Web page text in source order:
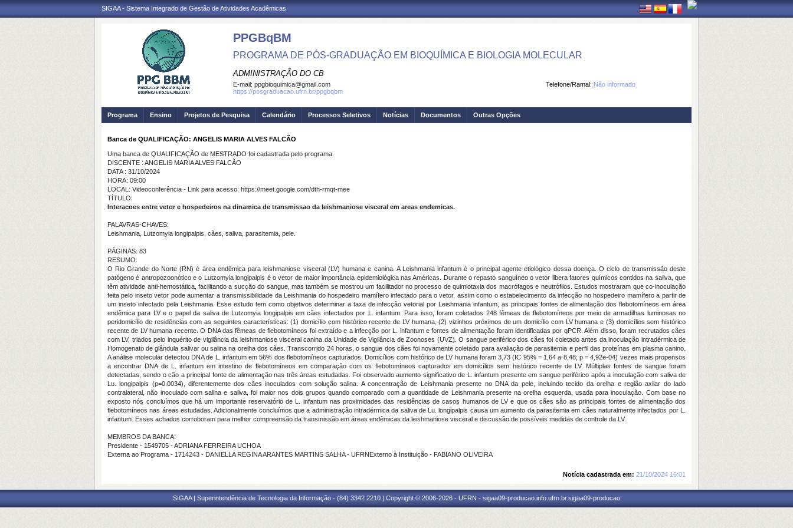
SIGAA - Sistema Integrado de Gestão de Atividades Acadêmicas
PPGBqBM
PROGRAMA DE PÓS-GRADUAÇÃO EM BIOQUÍMICA E BIOLOGIA MOLECULAR
ADMINISTRAÇÃO DO CB
Telefone/Ramal: Não informado
E-mail: ppgbioquimica@gmail.com
https://posgraduacao.ufrn.br/ppgbqbm
Programa Ensino Projetos de Pesquisa Calendário Processos Seletivos Notícias Documentos Outras Opções
Banca de QUALIFICAÇÃO: ANGELIS MARIA ALVES FALCÃO
Uma banca de QUALIFICAÇÃO de MESTRADO foi cadastrada pelo programa.
DISCENTE : ANGELIS MARIA ALVES FALCÃO
DATA : 31/10/2024
HORA: 09:00
LOCAL: Videoconferência - Link para acesso: https://meet.google.com/dth-rmqt-mee
TÍTULO:
Interacoes entre vetor e hospedeiros na dinamica de transmissao da leishmaniose visceral em areas endemicas.
PALAVRAS-CHAVES:
Leishmania, Lutzomyia longipalpis, cães, saliva, parasitemia, pele.
PÁGINAS: 83
RESUMO:
O Rio Grande do Norte (RN) é área endêmica para leishmaniose visceral (LV) humana e canina. A Leishmania infantum é o principal agente etiológico dessa doença. O ciclo de transmissão deste
patógeno é antropozoonótico e o Lutzomyia longipalpis é o vetor de maior importância epidemiológica nas Américas. Durante o repasto sanguíneo o vetor libera fatores químicos contidos na saliva, que
têm atividade anti-hemostática, facilitando a sucção do sangue, mas também se mostrou um facilitador no processo de quimiotaxia dos macrófagos e neutrófilos. Estudos mostraram que co-inoculação
feita pelo inseto vetor pode aumentar a transmissibilidade da Leishmania do hospedeiro mamífero infectado para o vetor, assim como o estabelecimento da infecção no hospedeiro mamífero a partir de
um inseto infectado pela Leishmania. Esse estudo tem como objetivos determinar a taxa de infecção vetorial por Leishmania infantum, as principais fontes de alimentação dos flebotomíneos em área
endêmica para LV e o papel da saliva de Lutzomyia longipalpis em cães infectados por L. infantum. Para isso, foram coletados 248 fêmeas de flebotomíneos por meio de armadilhas luminosas no
peridomicílio de residências com as seguintes características: (1) domicílio com histórico recente de LV humana, (2) vizinhos próximos de um domicílio com LV humana e (3) domicílios sem histórico
recente de LV humana recente. O DNA das fêmeas de flebotomíneos foi extraído e a infecção por L. infantum e fontes de alimentação foram identificadas por qPCR. Além disso, foram recrutados cães
com LV, triados pelo inquérito de vigilância da leishmaniose visceral canina da Unidade de Vigilância de Zoonoses (UVZ). O sangue periférico dos cães foi coletado antes da inoculação intradérmica de
Homogenato de glândula salivar ou salina na orelha dos cães. Transcorrido 24 horas, o sangue dos cães foi novamente coletado para avaliação de parasitemia e perfil das proteínas em plasma canino.
A análise molecular detectou DNA de L. infantum em 56% dos flebotomíneos capturados. Domicílios com histórico de LV humana foram 3,73 (IC 95% = 1,64 a 8,48; p = 4,92e-04) vezes mais propensos
a encontrar DNA de L. infantum em intestino de flebotomíneos em comparação com os flebotomíneos capturados em domicílios sem histórico recente de LV. Múltiplas fontes de sangue foram
detectadas, sendo o cão a principal fonte de alimentação nas três áreas estudadas. Foi observado aumento significativo de L. infantum presente em sangue periférico após a inoculação com saliva de
Lu. longipalpis (p=0.0034), diferentemente dos cães inoculados com solução salina. A concentração de Leishmania presente no DNA da pele, incluindo tecido da orelha e região axilar do lado
contralateral, não inoculado com salina e saliva, foi maior nos dois grupos quando comparado com a quantidade de Leishmania presente na orelha esquerda, usada para inoculação. Com base no
exposto nós concluímos que há um importante reservatório de L. infantum nas proximidades das residências de casos humanos de LV e que os cães são as principais fontes de alimentação dos
flebotomíneos nas áreas estudadas. Adicionalmente concluímos que a administração intradérmica da saliva de Lu. longipalpis causa um aumento da parasitemia em cães naturalmente infectados por L.
infantum. Esses achados corroboram para melhor compreensão da transmissão em áreas endêmicas da leishmaniose visceral e discussão de possíveis medidas de controle da LV.
MEMBROS DA BANCA:
Presidente - 1549705 - ADRIANA FERREIRA UCHOA
Externa ao Programa - 1714243 - DANIELLA REGINA ARANTES MARTINS SALHA - UFRNExterno à Instituição - FABIANO OLIVEIRA
Notícia cadastrada em: 21/10/2024 16:01
SIGAA | Superintendência de Tecnologia da Informação - (84) 3342 2210 | Copyright © 2006-2026 - UFRN - sigaa09-producao.info.ufrn.br.sigaa09-producao